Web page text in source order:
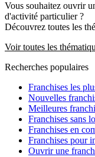
Vous souhaitez ouvrir
d'activité particulier ?
Découvrez toutes les
Voir toutes les
Recherches populaires
Franchises les
Nouvelles
Meilleures
Franchises sans
Franchises en
Franchises pour
Ouvrir une